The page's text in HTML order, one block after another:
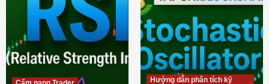
Hướng dẫn phân tích kỹ